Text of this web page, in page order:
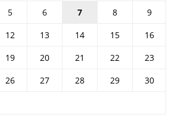
5 6 7 8
9
12 13 14 15
16
19 20 21 22
23
26 27 28 29
30